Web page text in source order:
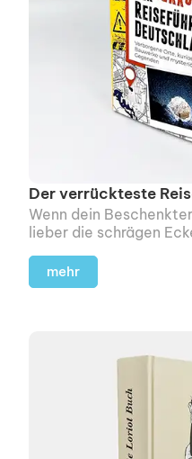
Der verrückteste
Wenn dein
lieber die schrägen
ist das hier ein schönes
mehr